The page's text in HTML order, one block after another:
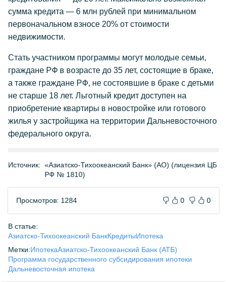
сумма кредита — 6 млн рублей при минимальном
первоначальном взносе 20% от стоимости
недвижимости.
Стать участником программы могут молодые семьи,
граждане РФ в возрасте до 35 лет, состоящие в браке,
а также граждане РФ, не состоявшие в браке с детьми
не старше 18 лет. Льготный кредит доступен на
приобретение квартиры в новостройке или готового
жилья у застройщика на территории Дальневосточного
федерального округа.
Источник: «Азиатско-Тихоокеанский Банк» (АО) (лицензия ЦБ
РФ № 1810)
Просмотров: 1284 0 0
В статье:
Азиатско-Тихоокеанский БанкКредитыИпотека
Метки:ИпотекаАзиатско-Тихоокеанский Банк (АТБ)
Программа государственного субсидирования ипотеки
Дальневосточная ипотека